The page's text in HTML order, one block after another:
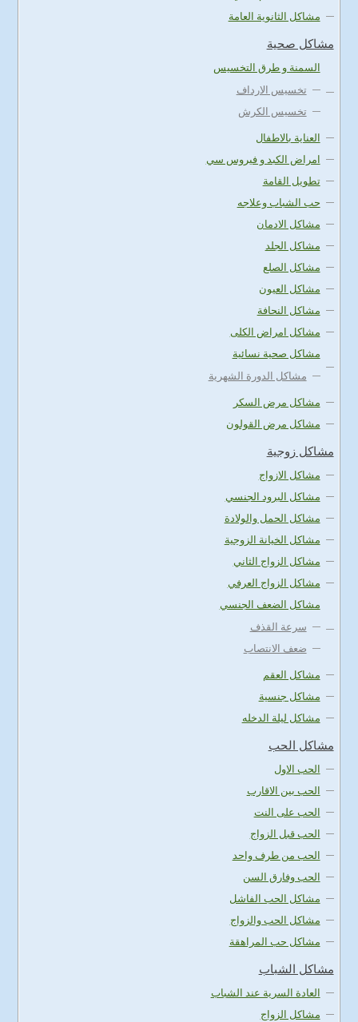
مشاكل الثانوية العامة
مشاكل صحية
السمنة و طرق التخسيس
تخسيس الارداف
تخسيس الكرش
العناية بالاطفال
امراض الكبد و فيروس سي
تطويل القامة
حب الشباب وعلاجه
مشاكل الادمان
مشاكل الجلد
مشاكل الصلع
مشاكل العيون
مشاكل النحافة
مشاكل امراض الكلى
مشاكل صحية نسائية
مشاكل الدورة الشهرية
مشاكل مرض السكر
مشاكل مرض القولون
مشاكل زوجية
مشاكل الازواج
مشاكل البرود الجنسي
مشاكل الحمل والولادة
مشاكل الخيانة الزوجية
مشاكل الزواج الثاني
مشاكل الزواج العرفي
مشاكل الضعف الجنسي
سرعة القذف
ضعف الانتصاب
مشاكل العقم
مشاكل جنسية
مشاكل ليلة الدخله
مشاكل الحب
الحب الاول
الحب بين الاقارب
الحب على النت
الحب قبل الزواج
الحب من طرف واحد
الحب وفارق السن
مشاكل الحب الفاشل
مشاكل الحب والزواج
مشاكل حب المراهقة
مشاكل الشباب
العادة السرية عند الشباب
مشاكل الزواج